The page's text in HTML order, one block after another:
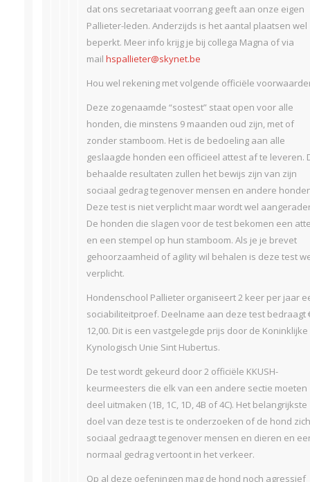
dat ons secretariaat voorrang geeft aan onze eigen
Pallieter-leden. Anderzijds is het aantal plaatsen wel
beperkt. Meer info krijg je bij collega Magna of via
mail hspallieter@skynet.be
Hou wel rekening met volgende officiële
Deze zogenaamde “sostest” staat open voor alle
honden, die minstens 9 maanden oud zijn, met of
zonder stamboom. Het is de bedoeling aan alle
geslaagde honden een officieel attest af te leveren.
behaalde resultaten zullen het bewijs zijn van zijn
sociaal gedrag tegenover mensen en andere
Deze test is niet verplicht maar wordt wel
De honden die slagen voor de test bekomen een
en een stempel op hun stamboom. Als je je brevet
gehoorzaamheid of agility wil behalen is deze test
verplicht.
Hondenschool Pallieter organiseert 2 keer per jaar
sociabiliteitproef. Deelname aan deze test bedraagt
12,00. Dit is een vastgelegde prijs door de Koninklijke
Kynologisch Unie Sint Hubertus.
De test wordt gekeurd door 2 officiële KKUSH-
keurmeesters die elk van een andere sectie moeten
deel uitmaken (1B, 1C, 1D, 4B of 4C). Het belangrijkste
doel van deze test is te onderzoeken of de hond zich
sociaal gedraagt tegenover mensen en dieren en
normaal gedrag vertoont in het verkeer.
Op al deze oefeningen mag de hond noch agressief